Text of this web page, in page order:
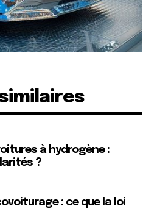
à hydrogène :
?
: ce que la loi